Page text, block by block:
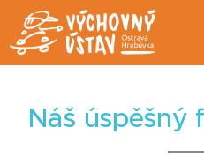
Náš úspěšný